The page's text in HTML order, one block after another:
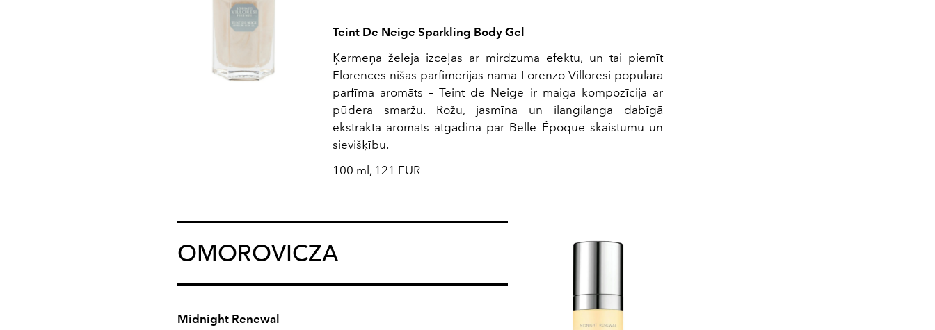
Teint De Neige Sparkling Body Gel
Ķermeņa želeja izceļas ar mirdzuma efektu, un tai piemīt
Florences nišas parfimērijas nama Lorenzo Villoresi populārā
parfīma aromāts – Teint de Neige ir maiga kompozīcija ar
pūdera smaržu. Rožu, jasmīna un ilangilanga dabīgā
ekstrakta aromāts atgādina par Belle Époque skaistumu un
sievišķību.
100 ml, 121 EUR
OMOROVICZA
Midnight Renewal